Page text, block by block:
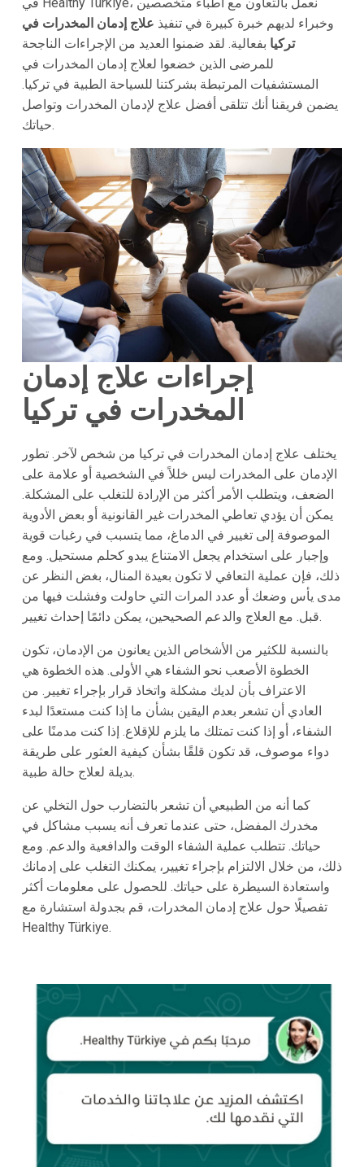
وخبراء لديهم خبرة كبيرة في تنفيذ علاج إدمان المخدرات في
تركيا بفعالية. لقد ضمنوا العديد من الإجراءات الناجحة
للمرضى الذين خضعوا لعلاج إدمان المخدرات في
المستشفيات المرتبطة بشركتنا للسياحة الطبية في تركيا.
يضمن فريقنا أنك تتلقى أفضل علاج لإدمان المخدرات وتواصل
حياتك.
إجراءات علاج إدمان
المخدرات في تركيا
يختلف علاج إدمان المخدرات في تركيا من شخص لآخر. تطور
الإدمان على المخدرات ليس خللاً في الشخصية أو علامة على
الضعف، ويتطلب الأمر أكثر من الإرادة للتغلب على المشكلة.
يمكن أن يؤدي تعاطي المخدرات غير القانونية أو بعض الأدوية
الموصوفة إلى تغيير في الدماغ، مما يتسبب في رغبات قوية
وإجبار على استخدام يجعل الامتناع يبدو كحلم مستحيل. ومع
ذلك، فإن عملية التعافي لا تكون بعيدة المنال، بغض النظر عن
مدى يأس وضعك أو عدد المرات التي حاولت وفشلت فيها من
قبل. مع العلاج والدعم الصحيحين، يمكن دائمًا إحداث تغيير.
بالنسبة للكثير من الأشخاص الذين يعانون من الإدمان، تكون
الخطوة الأصعب نحو الشفاء هي الأولى. هذه الخطوة هي
الاعتراف بأن لديك مشكلة واتخاذ قرار بإجراء تغيير. من
العادي أن تشعر بعدم اليقين بشأن ما إذا كنت مستعدًا لبدء
الشفاء، أو إذا كنت تمتلك ما يلزم للإقلاع. إذا كنت مدمنًا على
دواء موصوف، قد تكون قلقًا بشأن كيفية العثور على طريقة
بديلة لعلاج حالة طبية.
كما أنه من الطبيعي أن تشعر بالتضارب حول التخلي عن
مخدرك المفضل، حتى عندما تعرف أنه يسبب مشاكل في
حياتك. تتطلب عملية الشفاء الوقت والدافعية والدعم. ومع
ذلك، من خلال الالتزام بإجراء تغيير، يمكنك التغلب على إدمانك
واستعادة السيطرة على حياتك. للحصول على معلومات أكثر
تفصيلًا حول علاج إدمان المخدرات، قم بجدولة استشارة مع
Healthy Türkiye.